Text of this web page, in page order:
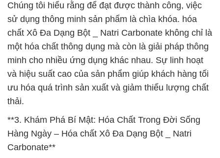
Chúng tôi hiểu rằng để đạt được thành công, việc
sử dụng thông minh sản phẩm là chìa khóa. hóa
chất Xô Đa Dạng Bột _ Natri Carbonate không chỉ là
một hóa chất thông dụng mà còn là giải pháp thông
minh cho nhiều ứng dụng khác nhau. Sự linh hoạt
và hiệu suất cao của sản phẩm giúp khách hàng tối
ưu hóa quá trình sản xuất và giảm thiểu lượng chất
thải.
**3. Khám Phá Bí Mật: Hóa Chất Trong Đời Sống
Hàng Ngày – Hóa chất Xô Đa Dạng Bột _ Natri
Carbonate**